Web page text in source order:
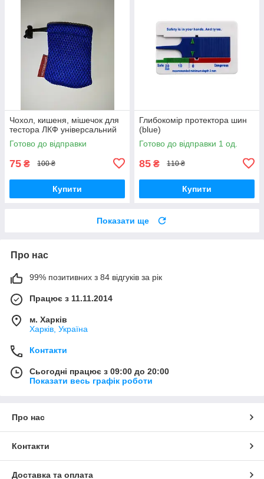
Чохол, кишеня, мішечок для
тестора ЛКФ універсальний
Готово до відправки
75 ₴ 100 ₴
Купити
Глибокомір протектора шин
(blue)
Готово до відправки 1 од.
85 ₴ 110 ₴
Купити
Показати ще
Про нас
99% позитивних з 84 відгуків за рік
Працює з 11.11.2014
м. Харків
Харків, Україна
Контакти
Сьогодні працює з 09:00 до 20:00
Показати весь графік роботи
Про нас
Контакти
Доставка та оплата